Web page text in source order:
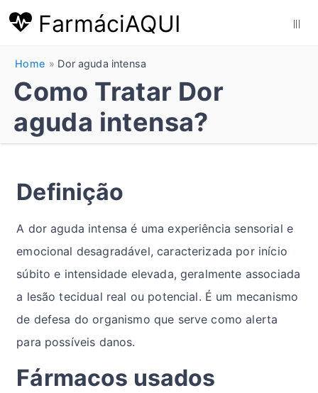
FarmáciAQUI
Home Dor aguda intensa
Como Tratar Dor
aguda intensa?
Definição
A dor aguda intensa é uma experiência sensorial e
emocional desagradável, caracterizada por início
súbito e intensidade elevada, geralmente associada
a lesão tecidual real ou potencial. É um mecanismo
de defesa do organismo que serve como alerta
para possíveis danos.
Fármacos usados